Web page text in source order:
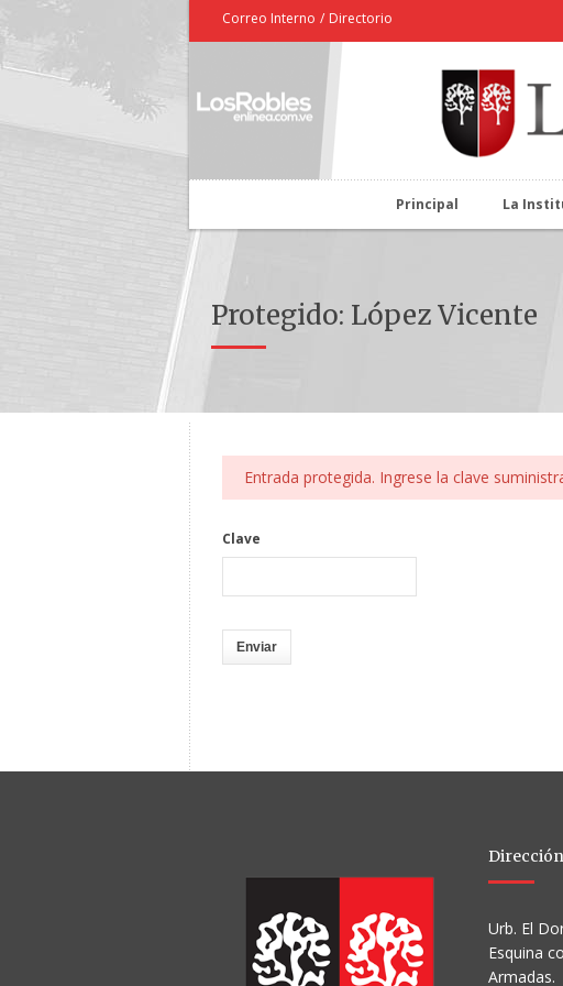
Correo Interno / Directorio
Principal La
Protegido: López Vicente
Entrada protegida. Ingrese la clave
Clave
Dirección
Urb. El
Esquina
Armadas.